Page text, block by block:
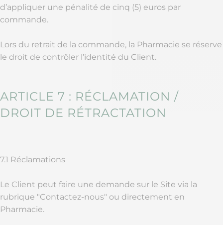
d’appliquer une pénalité de cinq (5) euros par
commande.
Lors du retrait de la commande, la Pharmacie se réserve
le droit de contrôler l’identité du Client.
ARTICLE 7 : RÉCLAMATION /
DROIT DE RÉTRACTATION
7.1 Réclamations
Le Client peut faire une demande sur le Site via la
rubrique "Contactez-nous" ou directement en
Pharmacie.